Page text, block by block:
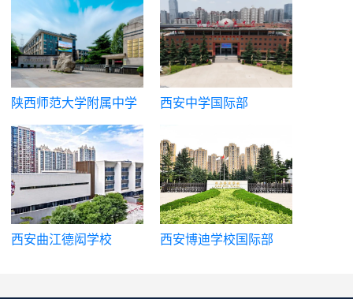
陕西师范大学附属中学
国际部
西安中学国际部
西安曲江德闳学校 西安博迪学校国际部